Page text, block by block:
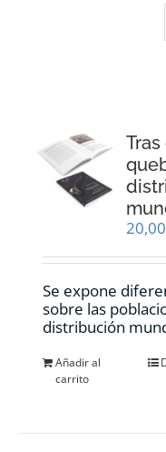
20,00
Se expone
sobre las
distribución
Añadir al
carrito